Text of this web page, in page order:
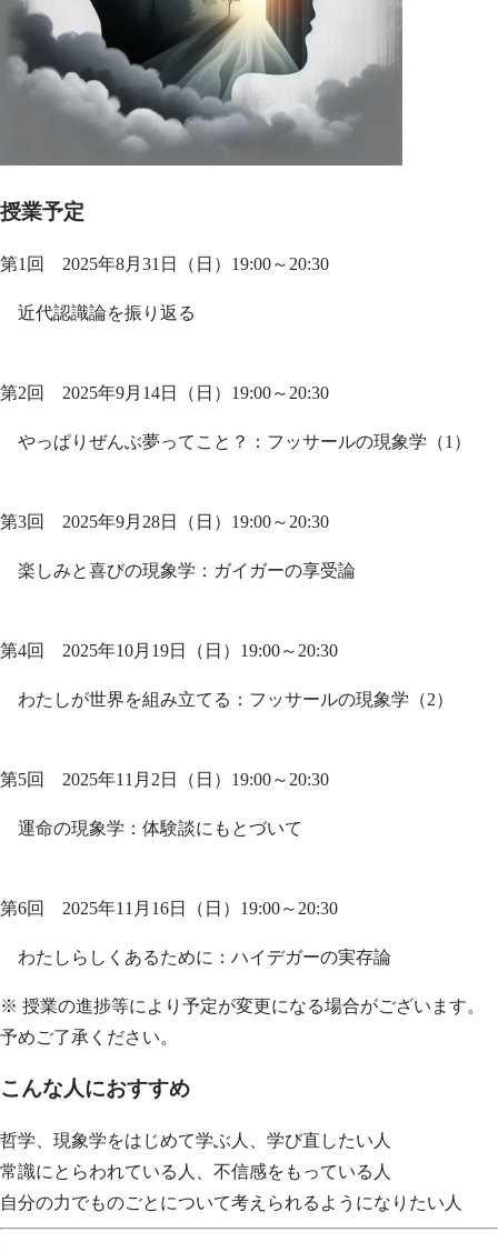
授業予定
第1回 2025年8月31日（日）19:00～20:30
近代認識論を振り返る
第2回 2025年9月14日（日）19:00～20:30
やっぱりぜんぶ夢ってこと？：フッサールの現象学（1）
第3回 2025年9月28日（日）19:00～20:30
楽しみと喜びの現象学：ガイガーの享受論
第4回 2025年10月19日（日）19:00～20:30
わたしが世界を組み立てる：フッサールの現象学（2）
第5回 2025年11月2日（日）19:00～20:30
運命の現象学：体験談にもとづいて
第6回 2025年11月16日（日）19:00～20:30
わたしらしくあるために：ハイデガーの実存論
※ 授業の進捗等により予定が変更になる場合がございます。
予めご了承ください。
こんな人におすすめ
哲学、現象学をはじめて学ぶ人、学び直したい人
常識にとらわれている人、不信感をもっている人
自分の力でものごとについて考えられるようになりたい人